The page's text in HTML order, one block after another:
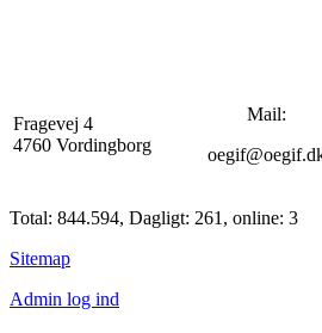
Fragevej 4
4760 Vordingborg
Mail:
Total: 844.594, Dagligt: 261, online: 3
Sitemap
Admin log ind